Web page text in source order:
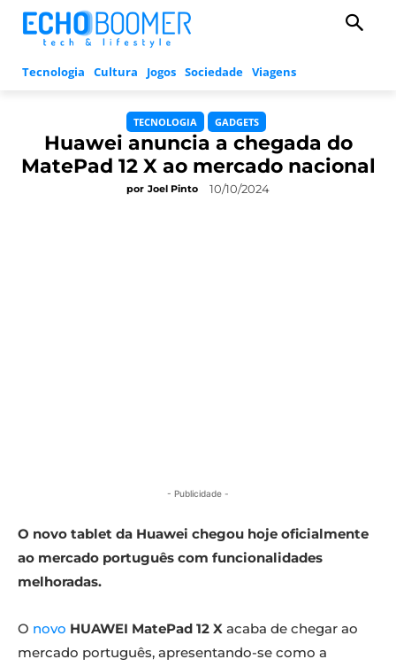
Tecnologia Cultura Jogos Sociedade Viagens
TECNOLOGIA GADGETS
Huawei anuncia a chegada do
MatePad 12 X ao mercado nacional
por Joel Pinto 10/10/2024
- Publicidade -
O novo tablet da Huawei chegou hoje oficialmente
ao mercado português com funcionalidades
melhoradas.
O novo HUAWEI MatePad 12 X acaba de chegar ao
mercado português, apresentando-se como a